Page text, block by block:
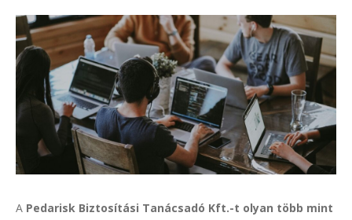
A Pedarisk Biztosítási Tanácsadó Kft.-t olyan több mint